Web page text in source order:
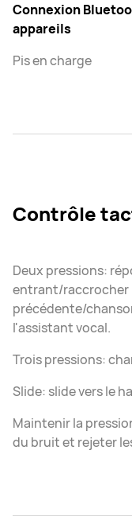
Connexion
appareils
Pis en charge
Contrôle
Deux pressions:
entrant/raccrocher
précédente/
l'assistant vocal.
Trois pressions:
Slide: slide vers le
Maintenir la
du bruit et rejeter